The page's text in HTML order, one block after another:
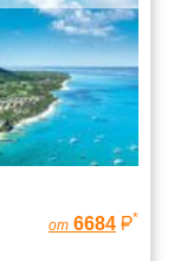
от 6684 *